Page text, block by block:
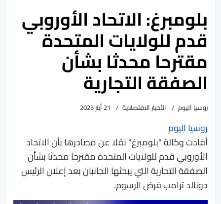
بلومبرغ: الاتحاد الأوروبي
قدم للولايات المتحدة
مقترحا محدثا بشأن
الصفقة التجارية
روسيا اليوم الأخبار الاقتصادية 21 أيار 2025
روسيا اليوم
أفادت وكالة "بلومبرغ" نقلا عن مصادرها بأن الاتحاد
الأوروبي قدم للولايات المتحدة مقترحا محدثا بشأن
الصفقة التجارية التي يبحثها الجانبان بعد إعلان الرئيس
دونالد ترامب فرض الرسوم.